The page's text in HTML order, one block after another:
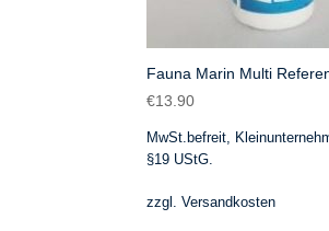
Fauna Marin Multi
€13.90
MwSt.befreit,
§19 UStG.
zzgl.Versandkosten